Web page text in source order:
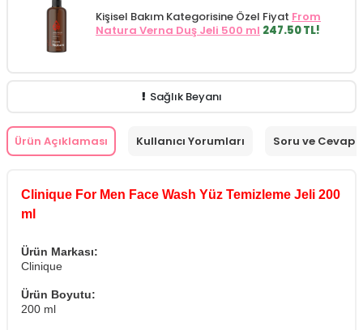
Kişisel Bakım Kategorisine Özel Fiyat From
Natura Verna Duş Jeli 500 ml 247.50 TL!
Sağlık Beyanı
Ürün Açıklaması Kullanıcı Yorumları Soru ve Cevap
Clinique For Men Face Wash Yüz Temizleme Jeli 200
ml
Ürün Markası:
Clinique
Ürün Boyutu:
200 ml